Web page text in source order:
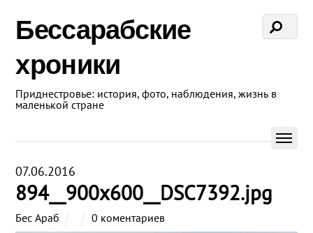
Бессарабские
хроники
Приднестровье: история, фото, наблюдения, жизнь в
маленькой стране
07.06.2016
894__900x600__DSC7392.jpg
Бес Араб 0 коментариев